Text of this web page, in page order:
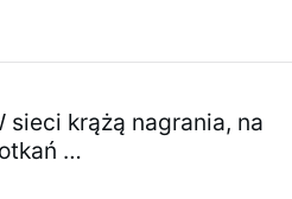
sieci krążą nagrania, na
…